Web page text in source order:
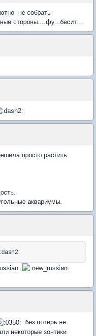
не собрать
стороны....фу...бесит....
просто растить
аквариумы.
без потерь не
некоторые зонтики